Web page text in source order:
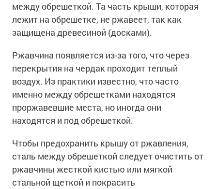
между обрешеткой. Та часть крыши, которая
лежит на обрешетке, не ржавеет, так как
защищена древесиной (досками).
Ржавчина появляется из-за того, что через
перекрытия на чердак проходит теплый
воздух. Из практики известно, что часто
именно между обрешетками находятся
проржавевшие места, но иногда они
находятся и под обрешеткой.
Чтобы предохранить крышу от ржавления,
сталь между обрешеткой следует очистить от
ржавчины жесткой кистью или мягкой
стальной щеткой и покрасить